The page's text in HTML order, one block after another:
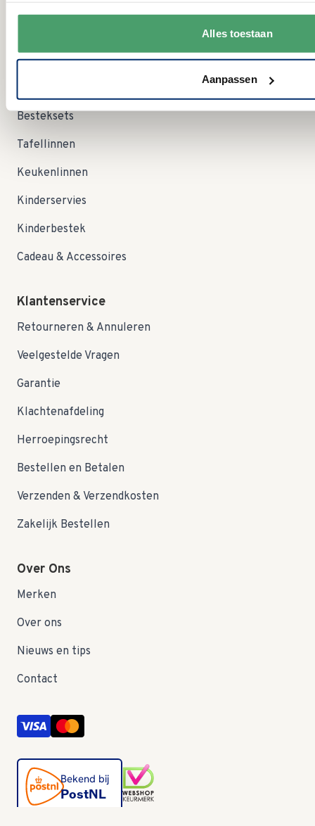
Alles toestaan
Aanpassen
Serviessets
Besteksets
Tafellinnen
Keukenlinnen
Kinderservies
Kinderbestek
Cadeau & Accessoires
Klantenservice
Retourneren & Annuleren
Veelgestelde Vragen
Garantie
Klachtenafdeling
Herroepingsrecht
Bestellen en Betalen
Verzenden & Verzendkosten
Zakelijk Bestellen
Over Ons
Merken
Over ons
Nieuws en tips
Contact